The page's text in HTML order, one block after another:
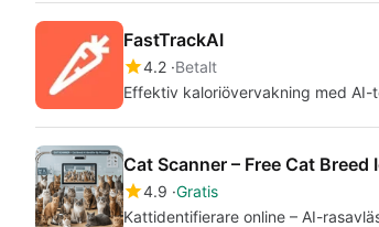
FastTrackAI
4.2 Betalt
Effektiv kaloriövervakning med AI-
Cat Scanner – Free Cat
4.9 Gratis
Kattidentifierare online – AI-